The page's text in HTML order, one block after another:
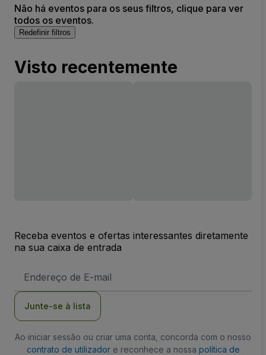
Não há eventos para os seus filtros, clique para ver
todos os eventos.
Redefinir filtros
Visto recentemente
Receba eventos e ofertas interessantes diretamente
na sua caixa de entrada
de
Junte-se à lista
Ao iniciar sessão ou criar uma conta, concorda com o nosso
contrato de utilizadore reconhece a nossa política de